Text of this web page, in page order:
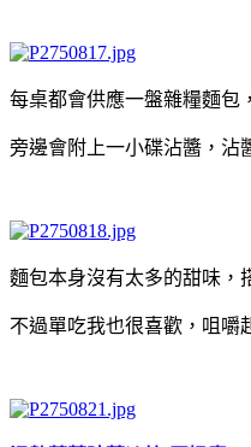
每桌都會供應一盤雜糧麵包
旁邊會附上一小碟沾醬，沾
麵包本身沒有太多的甜味，
不過單吃我也很喜歡，咀嚼